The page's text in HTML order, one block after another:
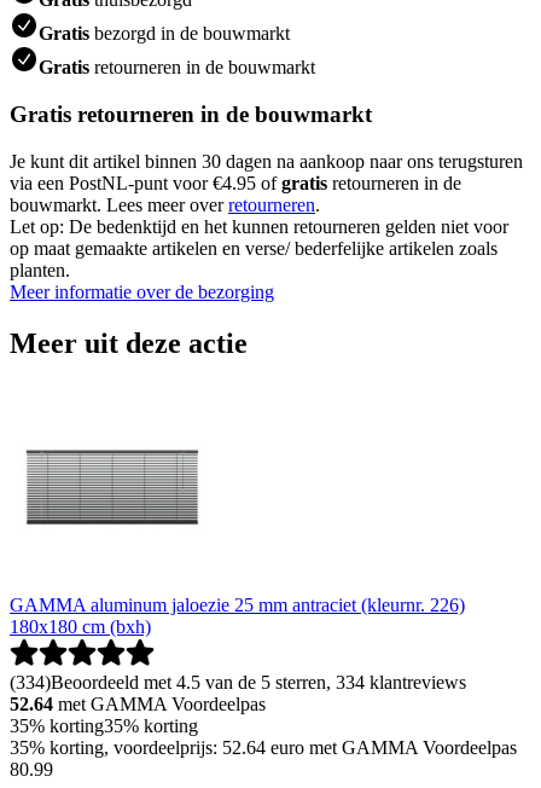
Gratis bezorgd in de bouwmarkt
Gratis retourneren in de bouwmarkt
Gratis retourneren in de bouwmarkt
Je kunt dit artikel binnen 30 dagen na aankoop naar ons terugsturen
via een PostNL-punt voor €4.95 ofgratis retourneren in de
bouwmarkt. Lees meer overretourneren.
Let op: De bedenktijd en het kunnen retourneren gelden niet voor
op maat gemaakte artikelen en verse/ bederfelijke artikelen zoals
planten.
Meer informatie over de bezorging
Meer uit deze actie
GAMMA aluminum jaloezie 25 mm antraciet (kleurnr. 226)
180x180 cm (bxh)
(334)Beoordeeld met 4.5 van de 5 sterren, 334 klantreviews
52.64 met GAMMA Voordeelpas
35% korting35% korting
35% korting, voordeelprijs: 52.64 euro met GAMMA Voordeelpas
80.99